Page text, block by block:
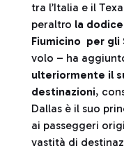
tra l’Italia e il
peraltro la
Fiumicino per gli
volo – ha
ulteriormente il
destinazioni,
Dallas è il suo
ai passeggeri
vastità di